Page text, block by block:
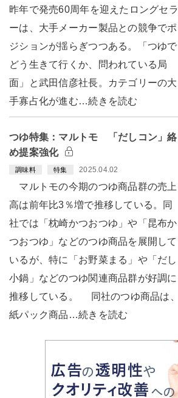
昨年で発売60周年を迎えたロングセラ
ーは、大手メーカー製品との競争でポ
ジションが揺らぎつつある。「つゆで
どう生きて行くか、問われている局
面」と武田信彦社長。カテゴリーの大
手寡占化が進む…続きを読む
つゆ特集：マルトモ 「だしコン」絡
め提案強化
調味料 特集 2025.04.02
マルトモの今期のつゆ商品群の売上
高は前年比3％増で推移している。同
社では「枕崎かつおつゆ」や「昆布か
つおつゆ」などのつゆ商品を展開して
いるが、特に「お野菜まる」や「だし
小鍋」などのつゆ関連商品群が好調に
推移している。 同社のつゆ商品は、
紙パック商品…続きを読む